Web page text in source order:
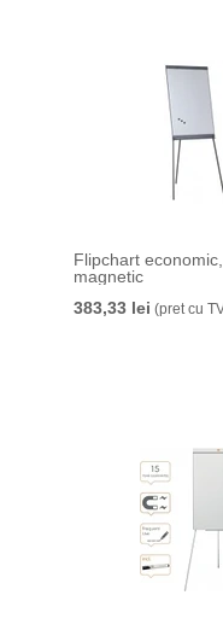
Flipchart
magnetic
383,33 lei (pret cu